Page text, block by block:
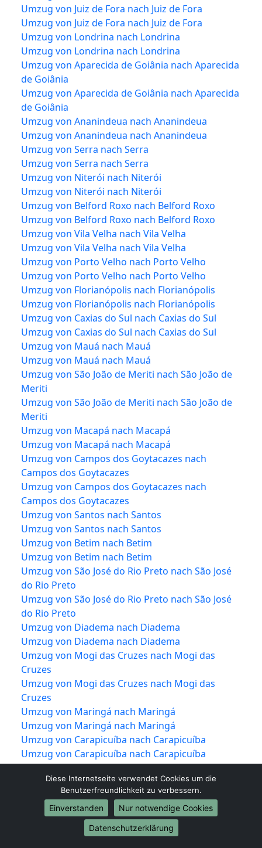
Umzug von Juiz de Fora nach Juiz de Fora
Umzug von Juiz de Fora nach Juiz de Fora
Umzug von Londrina nach Londrina
Umzug von Londrina nach Londrina
Umzug von Aparecida de Goiânia nach Aparecida
de Goiânia
Umzug von Aparecida de Goiânia nach Aparecida
de Goiânia
Umzug von Ananindeua nach Ananindeua
Umzug von Ananindeua nach Ananindeua
Umzug von Serra nach Serra
Umzug von Serra nach Serra
Umzug von Niterói nach Niterói
Umzug von Niterói nach Niterói
Umzug von Belford Roxo nach Belford Roxo
Umzug von Belford Roxo nach Belford Roxo
Umzug von Vila Velha nach Vila Velha
Umzug von Vila Velha nach Vila Velha
Umzug von Porto Velho nach Porto Velho
Umzug von Porto Velho nach Porto Velho
Umzug von Florianópolis nach Florianópolis
Umzug von Florianópolis nach Florianópolis
Umzug von Caxias do Sul nach Caxias do Sul
Umzug von Caxias do Sul nach Caxias do Sul
Umzug von Mauá nach Mauá
Umzug von Mauá nach Mauá
Umzug von São João de Meriti nach São João de
Meriti
Umzug von São João de Meriti nach São João de
Meriti
Umzug von Macapá nach Macapá
Umzug von Macapá nach Macapá
Umzug von Campos dos Goytacazes nach
Campos dos Goytacazes
Umzug von Campos dos Goytacazes nach
Campos dos Goytacazes
Umzug von Santos nach Santos
Umzug von Santos nach Santos
Umzug von Betim nach Betim
Umzug von Betim nach Betim
Umzug von São José do Rio Preto nach São José
do Rio Preto
Umzug von São José do Rio Preto nach São José
do Rio Preto
Umzug von Diadema nach Diadema
Umzug von Diadema nach Diadema
Umzug von Mogi das Cruzes nach Mogi das
Cruzes
Umzug von Mogi das Cruzes nach Mogi das
Cruzes
Umzug von Maringá nach Maringá
Umzug von Maringá nach Maringá
Umzug von Carapicuíba nach Carapicuíba
Umzug von Carapicuíba nach Carapicuíba
Umzug von Jundiaí nach Jundiaí
Umzug von Jundiaí nach Jundiaí
Umzug von Campina Grande nach Campina
Grande
Umzug von Campina Grande nach Campina
Diese Internetseite verwendet Cookies um die
Benutzerfreundlichkeit zu verbessern.
Einverstanden
Nur notwendige Cookies
Datenschutzerklärung